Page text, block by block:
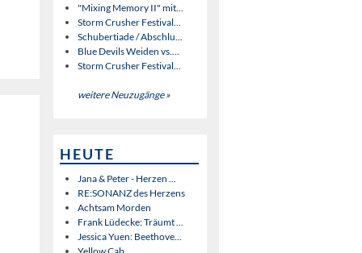
"Mixing Memory II" mit...
Storm Crusher Festival...
Schubertiade / Abschlu...
Blue Devils Weiden vs....
Storm Crusher Festival...
weitere Neuzugänge »
HEUTE
Jana & Peter - Herzen ...
RE:SONANZ des Herzens
Achtsam Morden
Frank Lüdecke: Träumt ...
Jessica Yuen: Beethove...